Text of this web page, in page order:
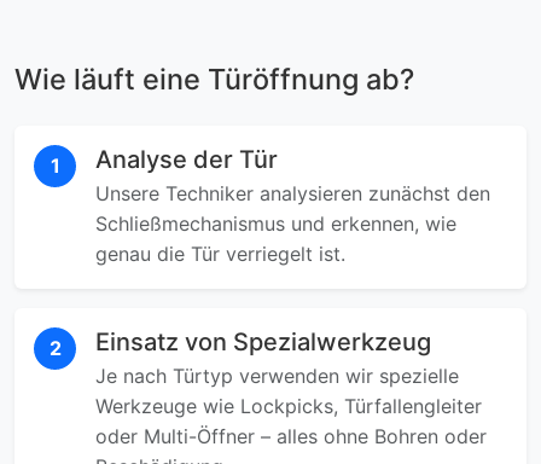
Wie läuft eine Türöffnung ab?
1 Analyse der Tür
Unsere Techniker analysieren zunächst den
Schließmechanismus und erkennen, wie
genau die Tür verriegelt ist.
2 Einsatz von Spezialwerkzeug
Je nach Türtyp verwenden wir spezielle
Werkzeuge wie Lockpicks, Türfallengleiter
oder Multi-Öffner – alles ohne Bohren oder